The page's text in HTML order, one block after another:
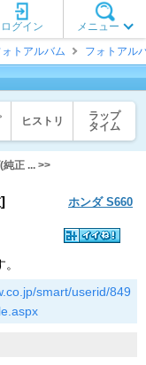
メニュー
ログイン
ォトアルバム フォトアル
ヒストリ
ラップ
タイム
純正 ... >>
ホンダ S660
smart/userid/849